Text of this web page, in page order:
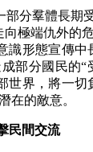
分羣體長期
向極端仇外的
識形態宣傳中
部分國民的“
世界，將一切
在的敵意。
民間交流